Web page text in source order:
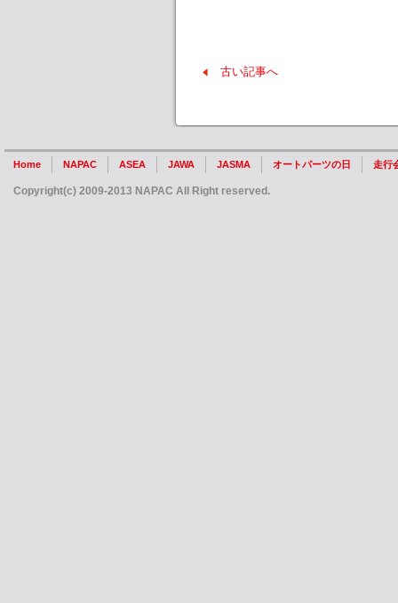
古い記事へ
Home NAPAC ASEA JAWA JASMA オートパーツの日 走行
Copyright(c) 2009-2013 NAPAC All Right reserved.